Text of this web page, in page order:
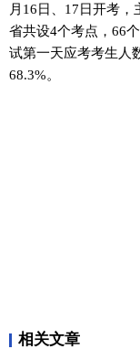
月16日、17日开考
省共设4个考点，66
试第一天应考考生人
68.3%。
相关文章